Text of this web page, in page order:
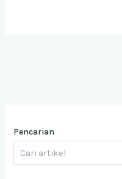
Pencarian